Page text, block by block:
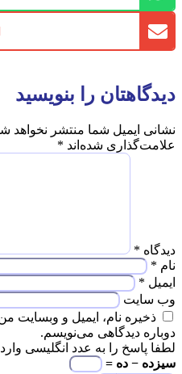
را بنویسید
ایمیل شما منتشر نخواهد شد.
شده‌اند*
*
نام، ایمیل و وبسایت من در
دیدگاهی می‌نویسم.
را به عدد انگلیسی وارد کنید:
− ده =